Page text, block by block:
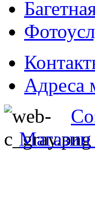
Адреса
Магазин